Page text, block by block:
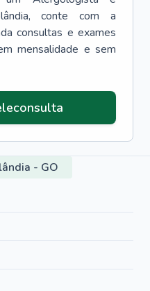
, conte com a
consultas e exames
mensalidade e sem
- GO